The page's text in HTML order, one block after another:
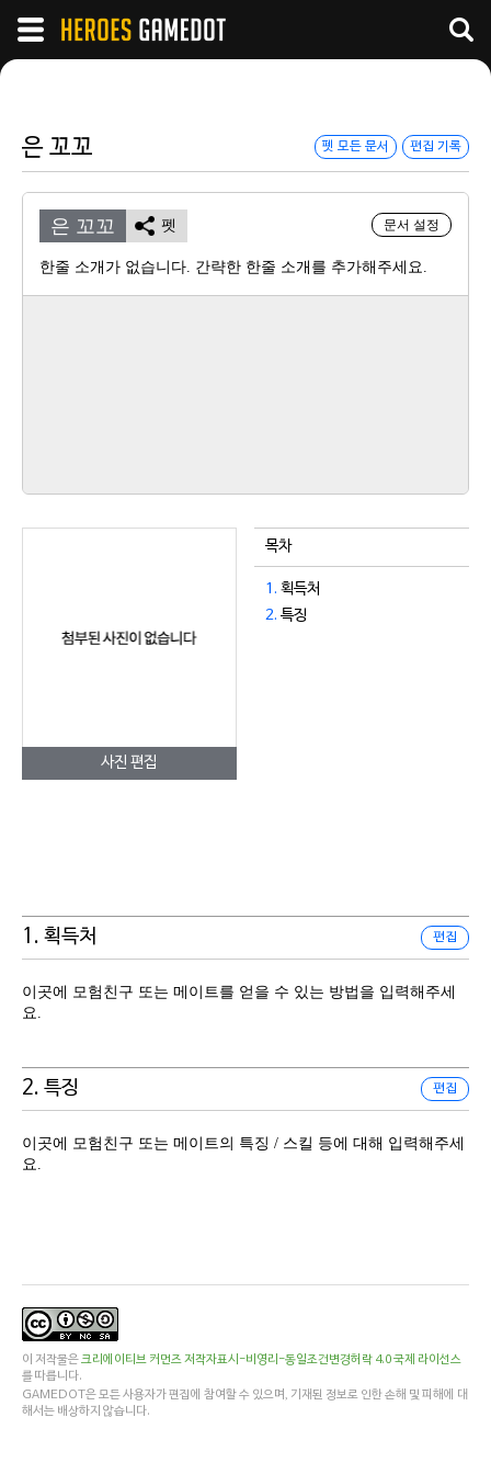
은 꼬꼬 펫 모든 문서 편집 기록
문서 설정
은 꼬꼬 펫
한줄 소개가 없습니다. 간략한 한줄 소개를 추가해주세요.
사진 편집
목차
1. 획득처
2. 특징
1. 획득처 편집
이곳에 모험친구 또는 메이트를 얻을 수 있는 방법을 입력해주세
요.
2. 특징 편집
이곳에 모험친구 또는 메이트의 특징 / 스킬 등에 대해 입력해주세
요.
이 저작물은크리에이티브 커먼즈 저작자표시-비영리-동일조건변경허락 4.0 국제 라이선스
를 따릅니다.
GAMEDOT은 모든 사용자가 편집에 참여할 수 있으며, 기재된 정보로 인한 손해 및 피해에 대
해서는 배상하지 않습니다.